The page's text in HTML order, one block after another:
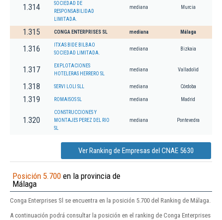
1.314
SOCIEDAD DE
RESPONSABILIDAD
LIMITADA.
mediana Murcia
1.315 CONGA ENTERPRISES SL mediana Málaga
1.316
ITXAS BIDE BILBAO
SOCIEDAD LIMITADA.
mediana Bizkaia
1.317
EXPLOTACIONES
HOTELERAS HERRERO SL
mediana Valladolid
1.318 SERVI LOLI SLL mediana Córdoba
1.319 ROMAISOS SL mediana Madrid
1.320
CONSTRUCCIONES Y
MONTAJES PEREZ DEL RIO
SL
mediana Pontevedra
Ver Ranking de Empresas del CNAE 5630
Posición 5.700 en la provincia de
Málaga
Conga Enterprises Sl se encuentra en la posición 5.700 del Ranking de Málaga.
A continuación podrá consultar la posición en el ranking de Conga Enterprises